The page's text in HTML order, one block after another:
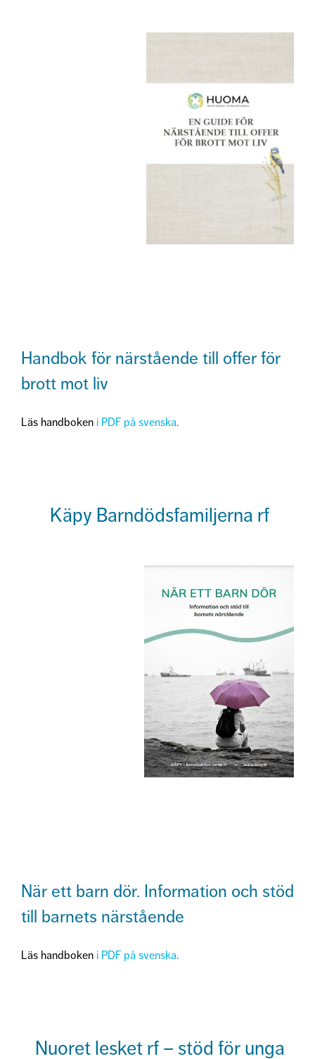
Handbok för närstående till offer för
brott mot liv
Läs handboken i PDF på svenska.
Käpy Barndödsfamiljerna rf
När ett barn dör. Information och stöd
till barnets närstående
Läs handboken i PDF på svenska.
Nuoret lesket rf – stöd för unga